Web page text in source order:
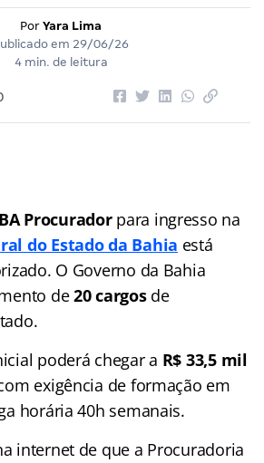
Por Yara Lima
em 29/06/26
4 min. de leitura
Procuradorpara ingresso na
do Estado da Bahia está
O Governo da Bahia
de20 cargosde
poderá chegar a R$ 33,5 mil
exigência de formação em
horária 40h semanais.
internet de que a Procuradoria